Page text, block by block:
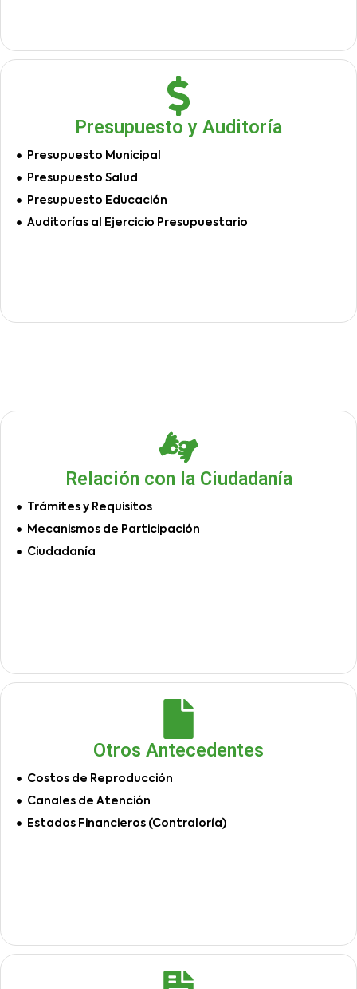
Presupuesto y Auditoría
Presupuesto Municipal
Presupuesto Salud
Presupuesto Educación
Auditorías al Ejercicio Presupuestario
Relación con la Ciudadanía
Trámites y Requisitos
Mecanismos de Participación
Ciudadanía
Otros Antecedentes
Costos de Reproducción
Canales de Atención
Estados Financieros (Contraloría)